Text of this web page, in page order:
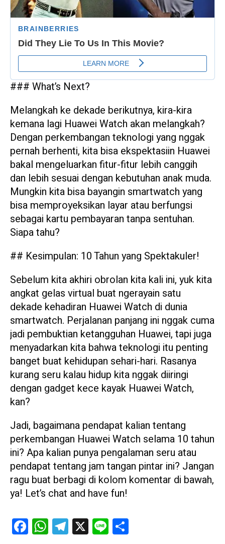
### What’s Next?
Melangkah ke dekade berikutnya, kira-kira
kemana lagi Huawei Watch akan melangkah?
Dengan perkembangan teknologi yang nggak
pernah berhenti, kita bisa ekspektasiin Huawei
bakal mengeluarkan fitur-fitur lebih canggih
dan lebih sesuai dengan kebutuhan anak muda.
Mungkin kita bisa bayangin smartwatch yang
bisa memproyeksikan layar atau berfungsi
sebagai kartu pembayaran tanpa sentuhan.
Siapa tahu?
## Kesimpulan: 10 Tahun yang Spektakuler!
Sebelum kita akhiri obrolan kita kali ini, yuk kita
angkat gelas virtual buat ngerayain satu
dekade kehadiran Huawei Watch di dunia
smartwatch. Perjalanan panjang ini nggak cuma
jadi pembuktian ketangguhan Huawei, tapi juga
menyadarkan kita bahwa teknologi itu penting
banget buat kehidupan sehari-hari. Rasanya
kurang seru kalau hidup kita nggak diiringi
dengan gadget kece kayak Huawei Watch,
kan?
Jadi, bagaimana pendapat kalian tentang
perkembangan Huawei Watch selama 10 tahun
ini? Apa kalian punya pengalaman seru atau
pendapat tentang jam tangan pintar ini? Jangan
ragu buat berbagi di kolom komentar di bawah,
ya! Let’s chat and have fun!
FacebookWhatsAppTelegram
X Line